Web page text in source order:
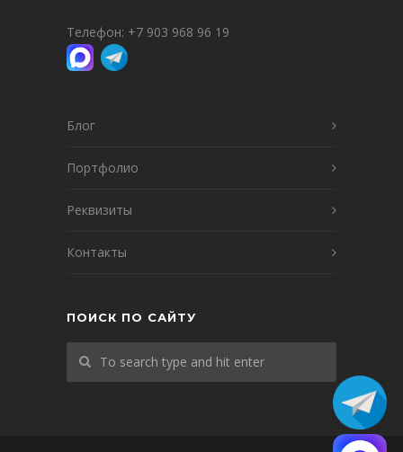
Телефон: +7 903 968 96 19
Блог
Портфолио
Реквизиты
Контакты
ПОИСК ПО САЙТУ